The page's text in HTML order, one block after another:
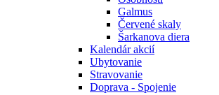
Galmus
Červené skaly
Šarkanova diera
Kalendár akcií
Ubytovanie
Stravovanie
Doprava - Spojenie